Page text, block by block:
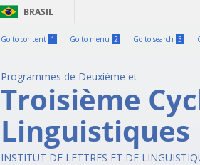
BRASIL
Go to content 1 Go to menu 2 Go to search 3
Programmes de Deuxième et
Troisième
Linguistiques
INSTITUT DE LETTRES ET DE